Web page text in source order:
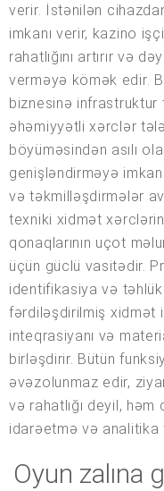
verir. İstənilən
imkanı verir, kazino
rahatlığını artırır və
verməyə kömək edir.
biznesinə infrastruktur
əhəmiyyətli xərclər
böyüməsindən asılı
genişləndirməyə
və təkmilləşdirmələr
texniki xidmət
qonaqlarının uçot
üçün güclü vasitədir.
identifikasiya və
fərdiləşdirilmiş xidmət
inteqrasiyanı və
birləşdirir. Bütün
əvəzolunmaz edir,
və rahatlığı deyil,
idarəetmə və analitika
Oyun zalına